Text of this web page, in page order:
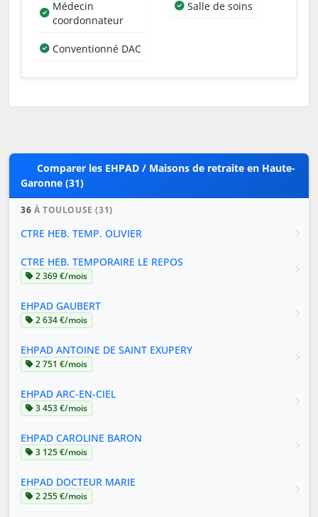
Médecin
coordonnateur
Salle de soins
Conventionné DAC
Comparer les EHPAD / Maisons de retraite en Haute-
Garonne (31)
36 À TOULOUSE (31)
CTRE HEB. TEMP. OLIVIER
CTRE HEB. TEMPORAIRE LE REPOS
2 369 €/mois
EHPAD GAUBERT
2 634 €/mois
EHPAD ANTOINE DE SAINT EXUPERY
2 751 €/mois
EHPAD ARC-EN-CIEL
3 453 €/mois
EHPAD CAROLINE BARON
3 125 €/mois
EHPAD DOCTEUR MARIE
2 255 €/mois